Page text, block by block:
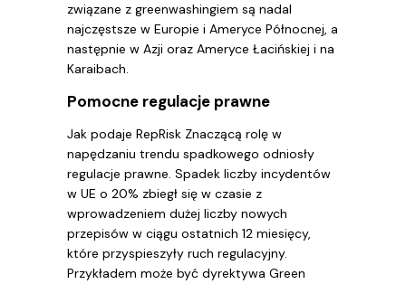
związane z greenwashingiem są nadal
najczęstsze w Europie i Ameryce Północnej, a
następnie w Azji oraz Ameryce Łacińskiej i na
Karaibach.
Pomocne regulacje prawne
Jak podaje RepRisk Znaczącą rolę w
napędzaniu trendu spadkowego odniosły
regulacje prawne. Spadek liczby incydentów
w UE o 20% zbiegł się w czasie z
wprowadzeniem dużej liczby nowych
przepisów w ciągu ostatnich 12 miesięcy,
które przyspieszyły ruch regulacyjny.
Przykładem może być dyrektywa Green